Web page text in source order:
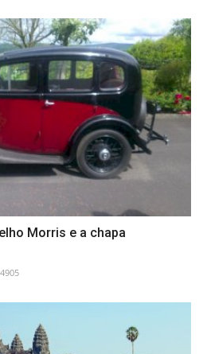
Morris e a chapa
4905